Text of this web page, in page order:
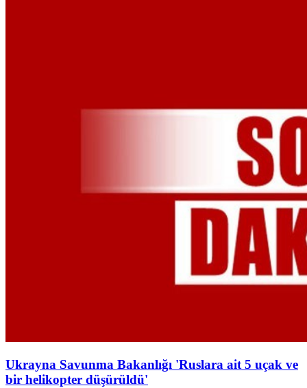
Ukrayna Savunma Bakanlığı 'Ruslara ait 5 uçak ve
bir helikopter düşürüldü'